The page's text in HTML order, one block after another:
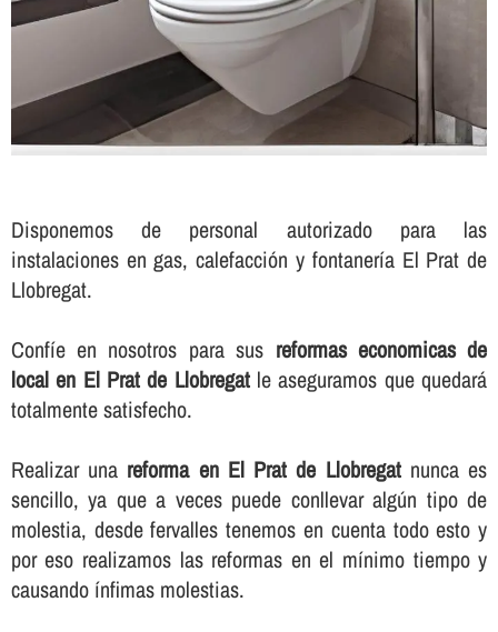
Disponemos de personal autorizado para las
instalaciones en gas, calefacción y fontanerí­a El Prat de
Llobregat.
Confí­e en nosotros para sus reformas economicas de
local en El Prat de Llobregatle aseguramos que quedará
totalmente satisfecho.
Realizar una reforma en El Prat de Llobregatnunca es
sencillo, ya que a veces puede conllevar algún tipo de
molestia, desde fervalles tenemos en cuenta todo esto y
por eso realizamos las reformas en el mí­nimo tiempo y
causando í­nfimas molestias.